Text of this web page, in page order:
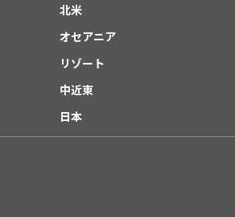
北米
オセアニア
リゾート
中近東
日本